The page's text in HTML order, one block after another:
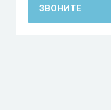
ЗВОНИТЕ